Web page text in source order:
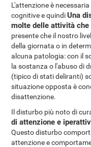
L'attenzione è
cognitive e quindiUna
molte delle attività
presente che il nostro
della giornata o in
alcuna patologia: con il
la sostanza o l'abuso di
(tipico di stati deliranti)
situazione opposta è
disattenzione.
Il disturbo più noto di
di attenzione e
Questo disturbo
attenzione e